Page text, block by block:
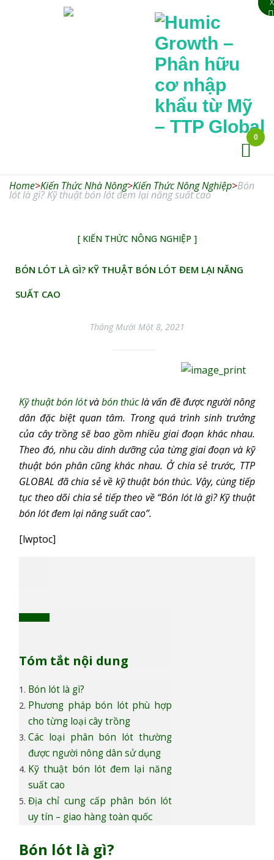
Phân hữu cơ
Mỹ – TTP
Global
0
Home>Kiến Thức Nhà Nông>Kiến Thức Nông Nghiệp>Bón
lót là gì? Kỹ thuật bón lót đem lại năng suất cao
[ KIẾN THỨC NÔNG NGHIỆP ]
BÓN LÓT LÀ GÌ? KỸ THUẬT BÓN LÓT ĐEM LẠI NĂNG
SUẤT CAO
Tháng Mười Một 8, 2021
Kỹ thuật bón lótvàbón thúclà vấn đề được người nông
dân đặc biệt quan tâm. Trong quá trình sinh trưởng
của cây trồng sẽ bao gồm nhiều giai đoạn khác nhau.
Theo đó, nhu cầu dinh dưỡng của từng giai đoạn và kỹ
thuật bón phân cũng khác nhau. Ở chia sẻ trước, TTP
GLOBAL đã chia sẻ về kỹ thuật bón thúc. Vậy, cùng tiếp
tục theo dõi chia sẻ tiếp theo về “Bón lót là gì? Kỹ thuật
bón lót đem lại năng suất cao”.
[lwptoc]
Tóm tắt nội dung
Bón lót là gì?
Phương pháp bón lót phù hợp
cho từng loại cây trồng
Các loại phân bón lót thường
được người nông dân sử dụng
Kỹ thuật bón lót đem lại năng
suất cao
Địa chỉ cung cấp phân bón lót
uy tín – giao hàng toàn quốc
Bón lót là gì?
X
X